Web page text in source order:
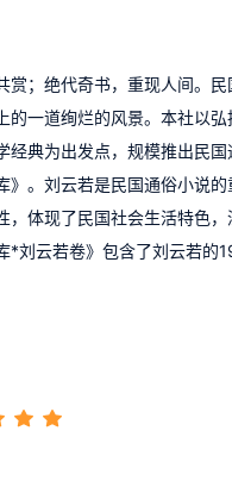
赏；绝代奇书，重现人间。
的一道绚烂的风景。本社以
经典为出发点，规模推出民
》。刘云若是民国通俗小说
，体现了民国社会生活特色
*刘云若卷》包含了刘云若的